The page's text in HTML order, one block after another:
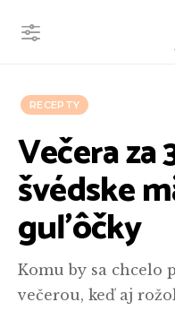
RECEPTY
Večera
švédske
guľôčky
Komu by sa chcelo
večerou, keď aj